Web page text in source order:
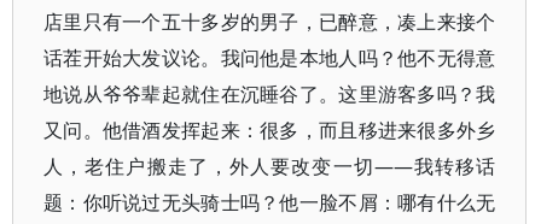
店里只有一个五十多岁的男子，已醉意，凑上来接个
话茬开始大发议论。我问他是本地人吗？他不无得意
地说从爷爷辈起就住在沉睡谷了。这里游客多吗？我
又问。他借酒发挥起来：很多，而且移进来很多外乡
人，老住户搬走了，外人要改变一切——我转移话
题：你听说过无头骑士吗？他一脸不屑：哪有什么无